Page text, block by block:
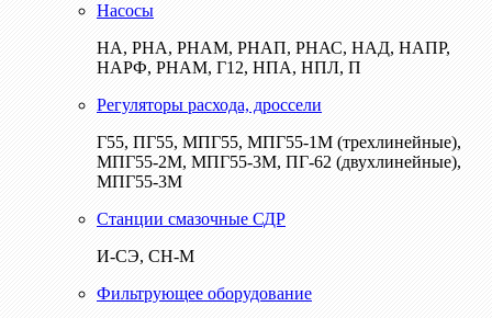
Насосы
НА, РНА, РНАМ, РНАП, РНАС, НАД, НАПР,
НАРФ, РНАМ, Г12, НПА, НПЛ, П
Регуляторы расхода, дроссели
Г55, ПГ55, МПГ55, МПГ55-1М (трехлинейные),
МПГ55-2М, МПГ55-3М, ПГ-62 (двухлинейные),
МПГ55-3М
Станции смазочные СДР
И-СЭ, СН-М
Фильтрующее оборудование